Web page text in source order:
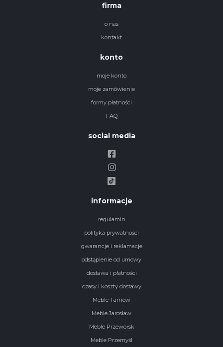
firma
o nas
kontakt
konto
moje konto
moje zamówienie
formy płatności
FAQ
social media
informacje
regulamin
polityka prywatności
gwarancje i reklamacje
odstąpienie od umowy
dostawa i płatności
czasy i koszty dostawy
Meble Tarnów
Meble Jarosław
Meble Przeworsk
Meble Przemyśl